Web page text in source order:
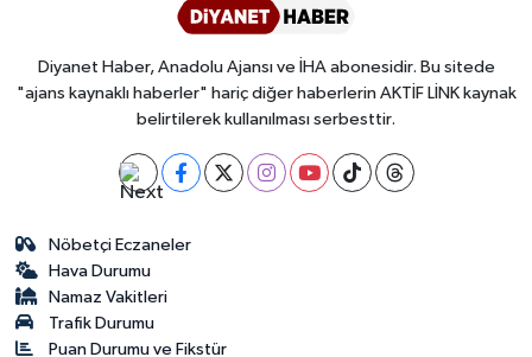
Diyanet Haber, Anadolu Ajansı ve İHA abonesidir. Bu sitede
"ajans kaynaklı haberler" hariç diğer haberlerin AKTİF LİNK kaynak
belirtilerek kullanılması serbesttir.
Nöbetçi Eczaneler
Hava Durumu
Namaz Vakitleri
Trafik Durumu
Puan Durumu ve Fikstür